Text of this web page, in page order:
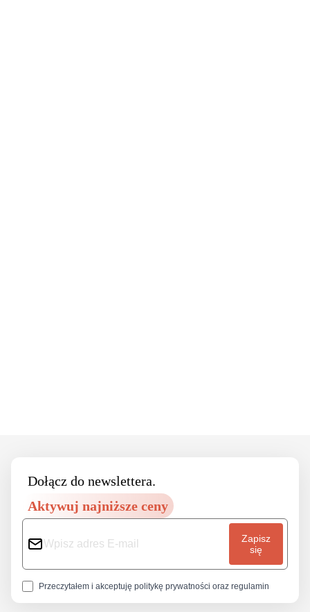
Dołącz do newslettera.
Aktywuj najniższe ceny
Zapisz
się
Przeczytałem i akceptuję politykę prywatności oraz regulamin